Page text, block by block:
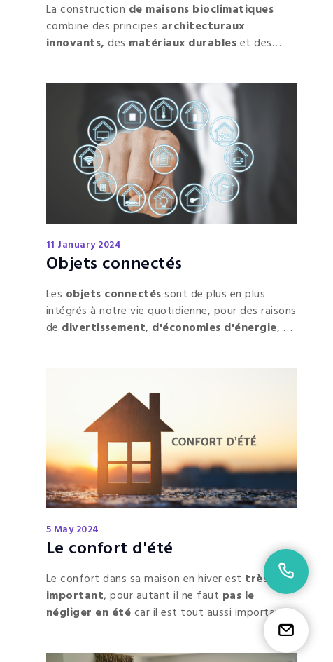
La construction de maisons bioclimatiques
combine des principes architecturaux
innovants, des matériaux durableset des
respectueuses de l'environnement.
11 January 2024
Objets connectés
Les objets connectéssont de plus en plus
intégrés à notre vie quotidienne, pour des raisons
de divertissement, d'économies d'énergie, de
5 May 2024
Le confort d'été
Le confort dans sa maison en hiver est très
important, pour autant il ne faut pas le
négliger en étécar il est tout aussi important.